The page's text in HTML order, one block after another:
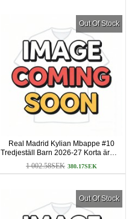
Out Of Stock
Real Madrid Kylian Mbappe #10
Tredjeställ Barn 2026-27 Korta ärmar
(+ Korta byxor)
1 002.58SEK 380.17SEK
Out Of Stock